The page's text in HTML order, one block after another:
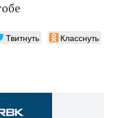
Твитнуть Класснуть